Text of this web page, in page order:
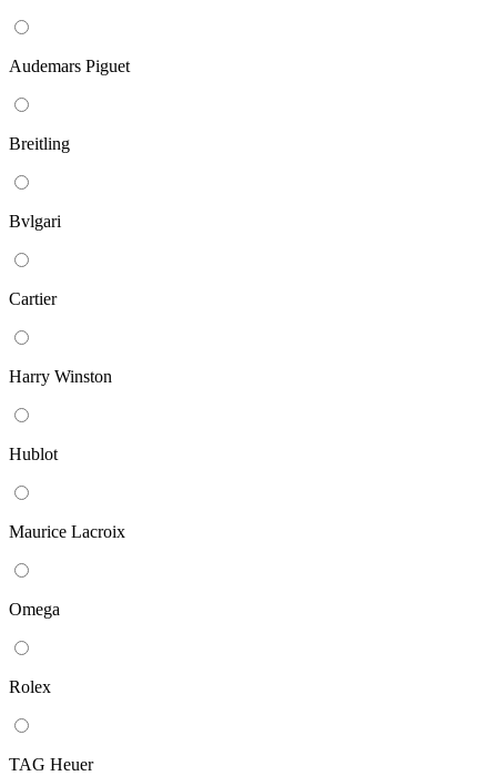
Audemars Piguet
Breitling
Bvlgari
Cartier
Harry Winston
Hublot
Maurice Lacroix
Omega
Rolex
TAG Heuer